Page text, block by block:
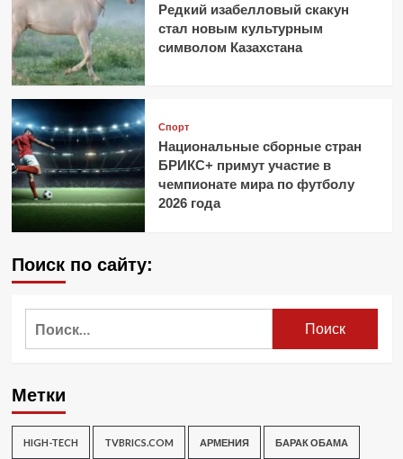
Редкий изабелловый скакун
стал новым культурным
символом Казахстана
Спорт
Национальные сборные стран
БРИКС+ примут участие в
чемпионате мира по футболу
2026 года
Поиск по сайту:
Метки
HIGH-TECH TVBRICS.COM АРМЕНИЯ БАРАК ОБАМА